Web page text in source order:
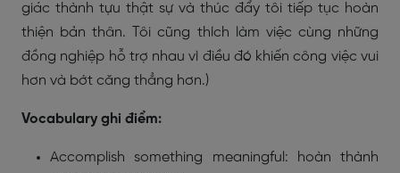
giác thành tựu thật sự và thúc đẩy tôi tiếp tục hoàn
thiện bản thân. Tôi cũng thích làm việc cùng những
đồng nghiệp hỗ trợ nhau vì điều đó khiến công việc vui
hơn và bớt căng thẳng hơn.)
Vocabulary ghi điểm:
Accomplish something meaningful: hoàn thành